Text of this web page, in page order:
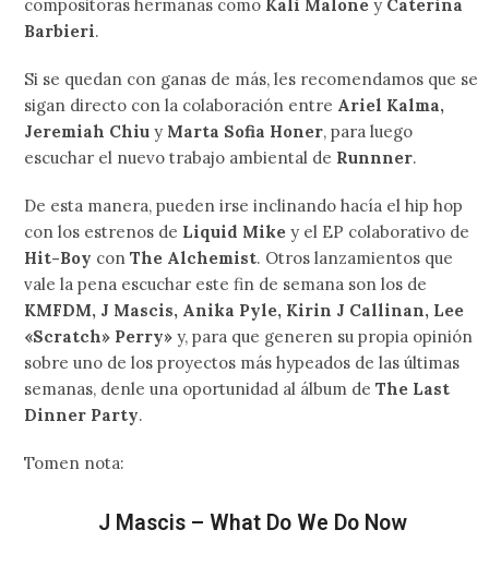
compositoras hermanas como Kali Malone y Caterina
Barbieri.
Si se quedan con ganas de más, les recomendamos que se
sigan directo con la colaboración entre Ariel Kalma,
Jeremiah Chiuy Marta Sofia Honer, para luego
escuchar el nuevo trabajo ambiental de Runnner.
De esta manera, pueden irse inclinando hacía el hip hop
con los estrenos de Liquid Mikey el EP colaborativo de
Hit-Boy conThe Alchemist. Otros lanzamientos que
vale la pena escuchar este fin de semana son los de
KMFDM, J Mascis, Anika Pyle, Kirin J Callinan, Lee
«Scratch» Perry»y, para que generen su propia opinión
sobre uno de los proyectos más hypeados de las últimas
semanas, denle una oportunidad al álbum de The Last
Dinner Party.
Tomen nota:
J Mascis – What Do We Do Now